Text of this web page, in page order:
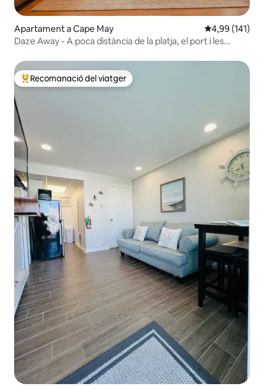
Apartament a Cape May 4,99 de
4,99 (141)
Daze Away - A poca distància de la platja, el port i les
Principals recomanacions dels viatgers
Recomanació del viatger